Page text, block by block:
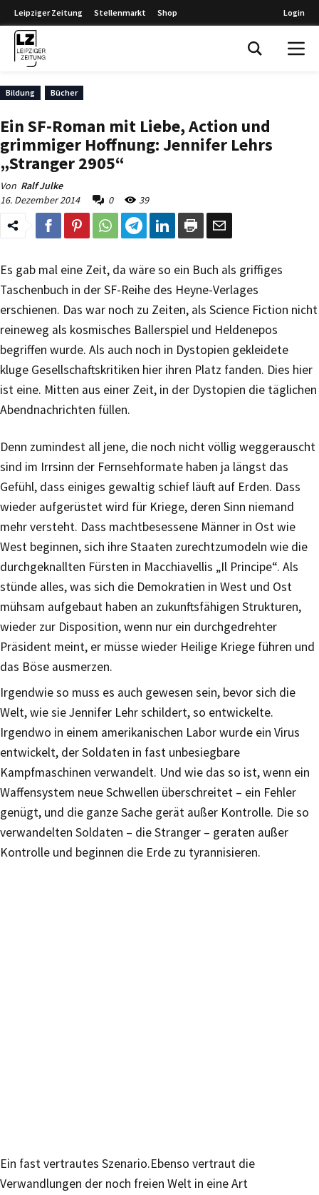
Leipziger Zeitung Stellenmarkt Shop Login
Bildung Bücher
Ein SF-Roman mit Liebe, Action und
grimmiger Hoffnung: Jennifer Lehrs
„Stranger 2905“
Von Ralf Julke
16. Dezember 2014
0 39
Es gab mal eine Zeit, da wäre so ein Buch als griffiges
Taschenbuch in der SF-Reihe des Heyne-Verlages
erschienen. Das war noch zu Zeiten, als Science Fiction nicht
reineweg als kosmisches Ballerspiel und Heldenepos
begriffen wurde. Als auch noch in Dystopien gekleidete
kluge Gesellschaftskritiken hier ihren Platz fanden. Dies hier
ist eine. Mitten aus einer Zeit, in der Dystopien die täglichen
Abendnachrichten füllen.
Denn zumindest all jene, die noch nicht völlig weggerauscht
sind im Irrsinn der Fernsehformate haben ja längst das
Gefühl, dass einiges gewaltig schief läuft auf Erden. Dass
wieder aufgerüstet wird für Kriege, deren Sinn niemand
mehr versteht. Dass machtbesessene Männer in Ost wie
West beginnen, sich ihre Staaten zurechtzumodeln wie die
durchgeknallten Fürsten in Macchiavellis „Il Principe“. Als
stünde alles, was sich die Demokratien in West und Ost
mühsam aufgebaut haben an zukunftsfähigen Strukturen,
wieder zur Disposition, wenn nur ein durchgedrehter
Präsident meint, er müsse wieder Heilige Kriege führen und
das Böse ausmerzen.
Irgendwie so muss es auch gewesen sein, bevor sich die
Welt, wie sie Jennifer Lehr schildert, so entwickelte.
Irgendwo in einem amerikanischen Labor wurde ein Virus
entwickelt, der Soldaten in fast unbesiegbare
Kampfmaschinen verwandelt. Und wie das so ist, wenn ein
Waffensystem neue Schwellen überschreitet – ein Fehler
genügt, und die ganze Sache gerät außer Kontrolle. Die so
verwandelten Soldaten – die Stranger – geraten außer
Kontrolle und beginnen die Erde zu tyrannisieren.
Ein fast vertrautes Szenario.Ebenso vertraut die
Verwandlungen der noch freien Welt in eine Art